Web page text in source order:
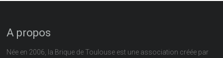
A propos
Née en 2006, la Brique de Toulouse est une association créée par